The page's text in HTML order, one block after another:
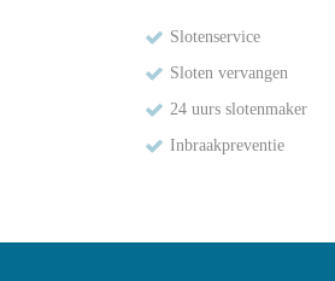
Slotenservice
Sloten vervangen
24 uurs slotenmaker
Inbraakpreventie